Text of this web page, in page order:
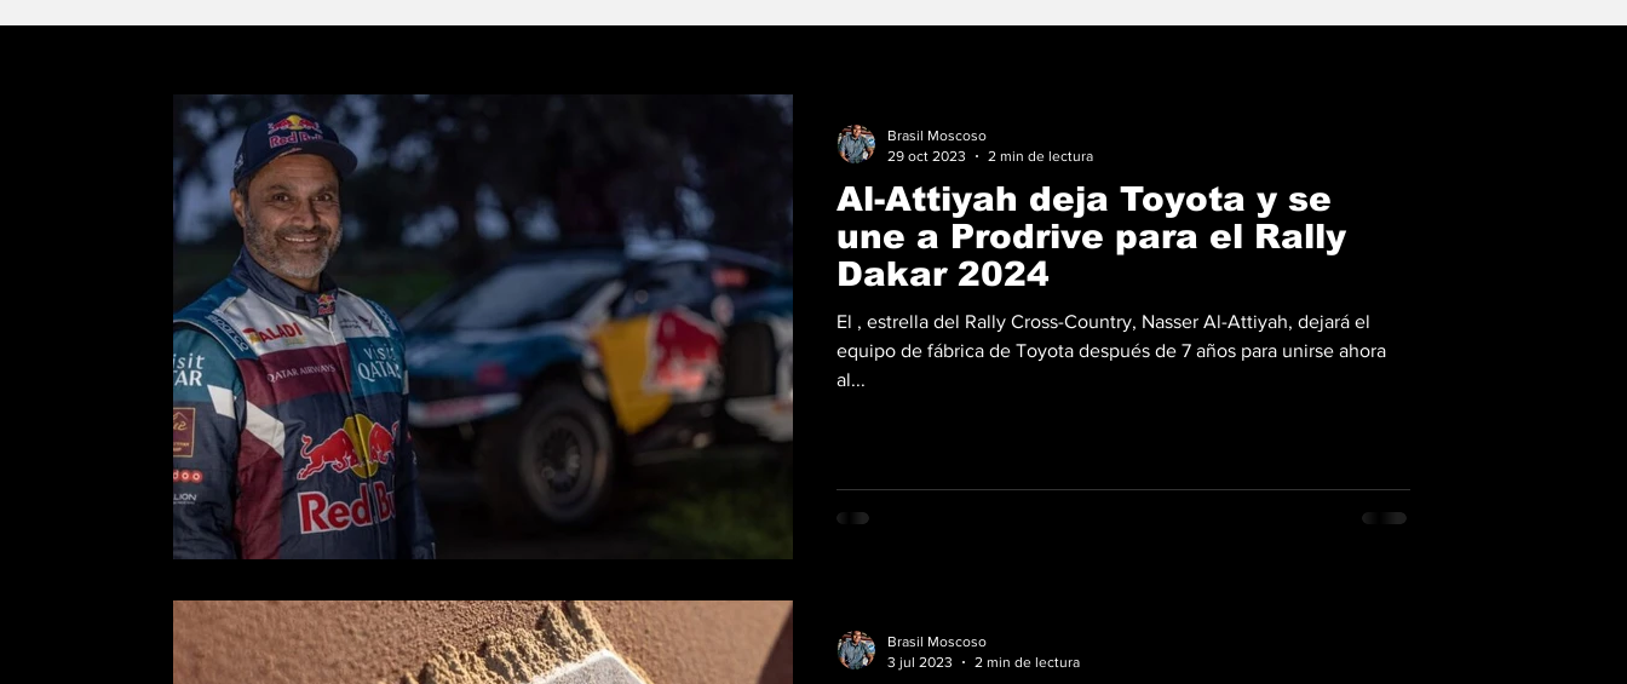
Al-Attiyah deja Toyota y se
une a Prodrive para el Rally
Dakar 2024
El , estrella del Rally Cross-Country, Nasser Al-Attiyah, dejará el
equipo de fábrica de Toyota después de 7 años para unirse ahora
al...
Brasil Moscoso
29 oct 2023
2 min de lectura
Brasil Moscoso
3 jul 2023
2 min de lectura